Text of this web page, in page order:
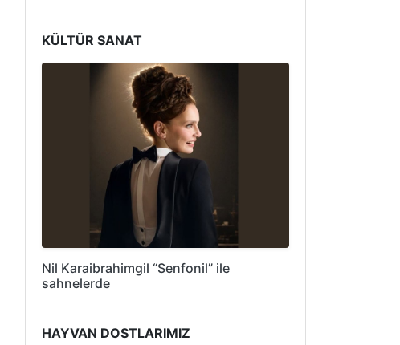
KÜLTÜR SANAT
Nil Karaibrahimgil “Senfonil” ile
sahnelerde
HAYVAN DOSTLARIMIZ